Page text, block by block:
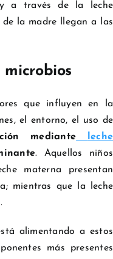
a través de la leche
la madre llegan a las
que influyen en la
el entorno, el uso de
mediante
leche
. Aquellos niños
materna presentan
mientras que la leche
alimentando a estos
más presentes